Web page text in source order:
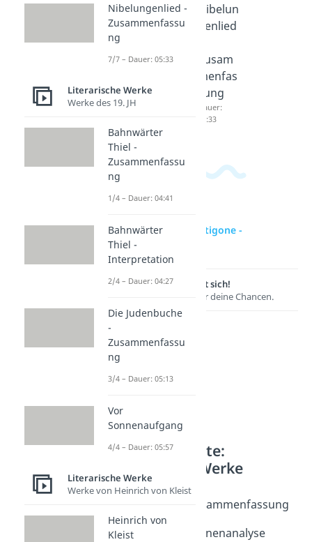
Antigon
e -
Zusam
menfas
Dauer:
04:56
Medea -
Zusam
sung
Nibelun
genlied
Zusam
menfas
sung
Dauer:
05:33
zur Videoseite: Antigone -
Interpretation
Lernen lohnt sich!
Entdecke hier deine Chancen.
Weitere Inhalte:
Literarische Werke
Werke bis zum 18. JH
Emilia Galotti - Zusammenfassung
Dauer: 04:29
Emilia Galotti - Szenenanalyse
Nibelungenlied -
Zusammenfassu
ng
7/7 – Dauer: 05:33
Literarische Werke
Werke des 19. JH
Bahnwärter
Thiel -
Zusammenfassu
ng
1/4 – Dauer: 04:41
Bahnwärter
Thiel -
Interpretation
2/4 – Dauer: 04:27
Die Judenbuche
-
Zusammenfassu
ng
3/4 – Dauer: 05:13
Vor
Sonnenaufgang
4/4 – Dauer: 05:57
Literarische Werke
Werke von Heinrich von Kleist
Heinrich von
Kleist